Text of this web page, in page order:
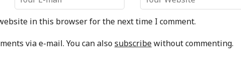
in this browser for the next time I comment.
via e-mail. You can alsosubscribewithout commenting.